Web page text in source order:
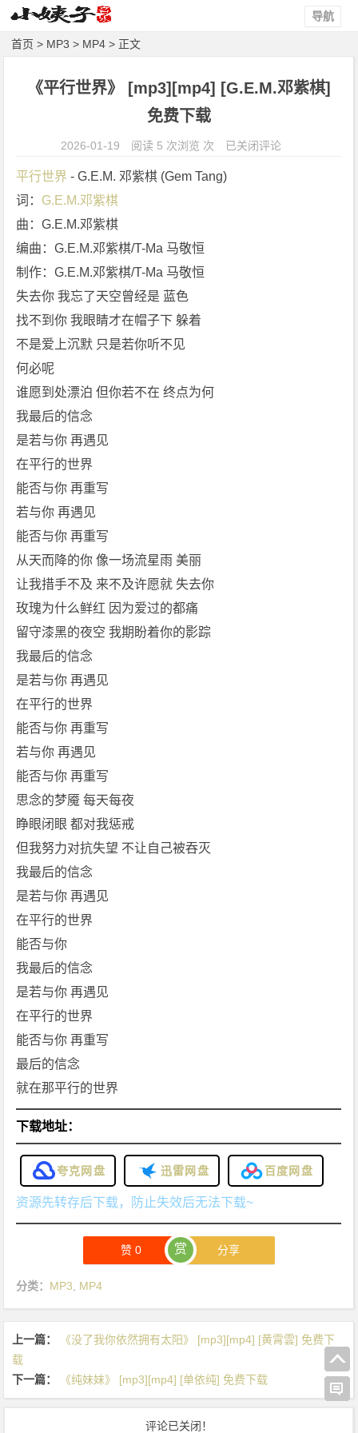
导航
首页 > MP3 > MP4 > 正文
《平行世界》 [mp3][mp4] [G.E.M.邓紫棋]
免费下载
2026-01-19 阅读 5 次浏览 次
《平
世
已关闭评论
平行世界 - G.E.M. 邓紫棋 (Gem Tang)
词： G.E.M.邓紫棋
曲：G.E.M.邓紫棋
编曲：G.E.M.邓紫棋/T-Ma 马敬恒
制作：G.E.M.邓紫棋/T-Ma 马敬恒
失去你 我忘了天空曾经是 蓝色
找不到你 我眼睛才在帽子下 躲着
不是爱上沉默 只是若你听不见
何必呢
谁愿到处漂泊 但你若不在 终点为何
我最后的信念
是若与你 再遇见
在平行的世界
能否与你 再重写
若与你 再遇见
能否与你 再重写
从天而降的你 像一场流星雨 美丽
让我措手不及 来不及许愿就 失去你
玫瑰为什么鲜红 因为爱过的都痛
留守漆黑的夜空 我期盼着你的影踪
我最后的信念
是若与你 再遇见
在平行的世界
能否与你 再重写
若与你 再遇见
能否与你 再重写
思念的梦魇 每天每夜
睁眼闭眼 都对我惩戒
但我努力对抗失望 不让自己被吞灭
我最后的信念
是若与你 再遇见
在平行的世界
能否与你
我最后的信念
是若与你 再遇见
在平行的世界
能否与你 再重写
最后的信念
就在那平行的世界
下载地址：
夸克网盘 迅雷网盘 百度网盘
资源先转存后下载，防止失效后无法下载~
赞0 赏 分享
分类： MP3 MP4
上一篇：
《没了我你依然拥有太阳》 [mp3][mp4] [黄霄雲] 免费下
载
下一篇：
《纯妹妹》 [mp3][mp4] [单依纯] 免费下载
评论已关闭！